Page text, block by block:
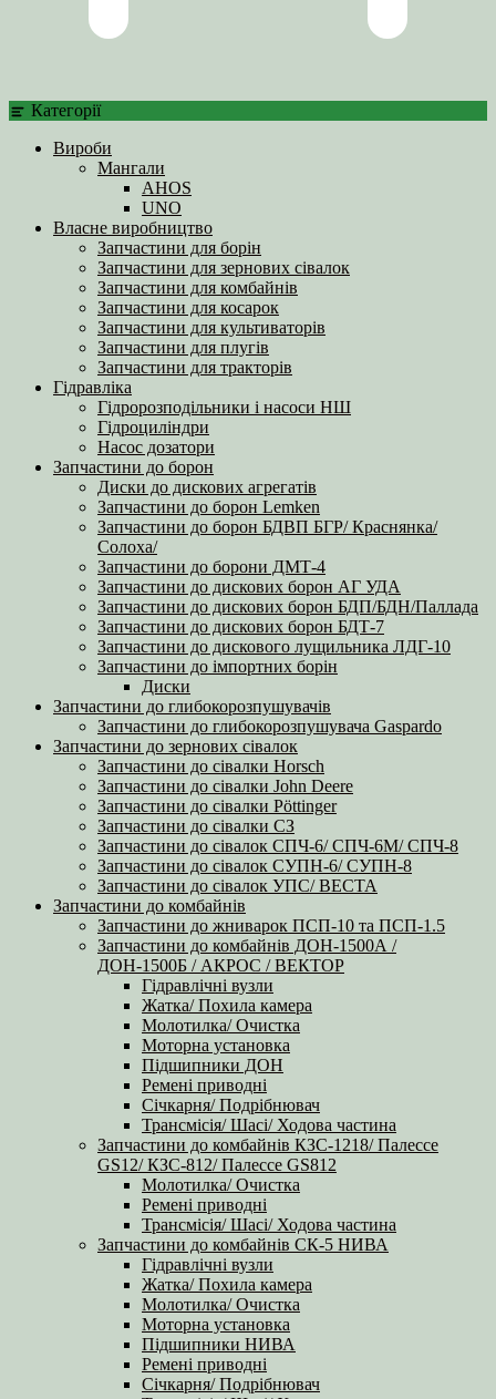
Категорії
Вироби
Мангали
AHOS
UNO
Власне виробництво
Запчастини для борін
Запчастини для зернових сівалок
Запчастини для комбайнів
Запчастини для косарок
Запчастини для культиваторів
Запчастини для плугів
Запчастини для тракторів
Гідравліка
Гідророзподільники і насоси НШ
Гідроциліндри
Насос дозатори
Запчастини до борон
Диски до дискових агрегатів
Запчастини до борон Lemken
Запчастини до борон БДВП БГР/ Краснянка/
Солоха/
Запчастини до борони ДМТ-4
Запчастини до дискових борон АГ УДА
Запчастини до дискових борон БДП/БДН/Паллада
Запчастини до дискових борон БДТ-7
Запчастини до дискового лущильника ЛДГ-10
Запчастини до імпортних борін
Диски
Запчастини до глибокорозпушувачів
Запчастини до глибокорозпушувача Gaspardo
Запчастини до зернових сівалок
Запчастини до сівалки Horsch
Запчастини до сівалки John Deere
Запчастини до сівалки Pöttinger
Запчастини до сівалки СЗ
Запчастини до сівалок СПЧ-6/ СПЧ-6М/ СПЧ-8
Запчастини до сівалок СУПН-6/ СУПН-8
Запчастини до сівалок УПС/ ВЕСТА
Запчастини до комбайнів
Запчастини до жниварок ПСП-10 та ПСП-1.5
Запчастини до комбайнів ДОН-1500А /
ДОН-1500Б / АКРОС / ВЕКТОР
Гідравлічні вузли
Жатка/ Похила камера
Молотилка/ Очистка
Моторна установка
Підшипники ДОН
Ремені приводні
Січкарня/ Подрібнювач
Трансмісія/ Шасі/ Ходова частина
Запчастини до комбайнів КЗС-1218/ Палессе
GS12/ КЗС-812/ Палессе GS812
Молотилка/ Очистка
Ремені приводні
Трансмісія/ Шасі/ Ходова частина
Запчастини до комбайнів СК-5 НИВА
Гідравлічні вузли
Жатка/ Похила камера
Молотилка/ Очистка
Моторна установка
Підшипники НИВА
Ремені приводні
Січкарня/ Подрібнювач